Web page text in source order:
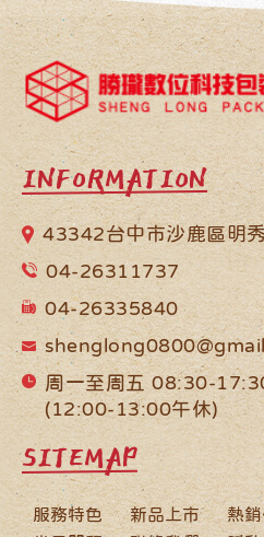
INFORMATION
43342台中市沙鹿區明
04-26311737
04-26335840
周一至周五 08:30-
(12:00-13:00午休)
SITEMAP
服務特色 新品上市 熱